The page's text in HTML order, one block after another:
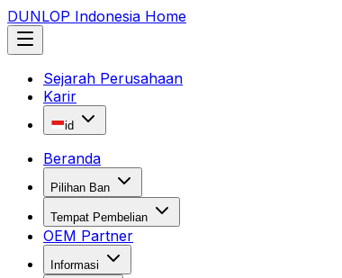
DUNLOP Indonesia Home
Sejarah Perusahaan
Karir
id
Beranda
Pilihan Ban
Tempat Pembelian
OEM Partner
Informasi